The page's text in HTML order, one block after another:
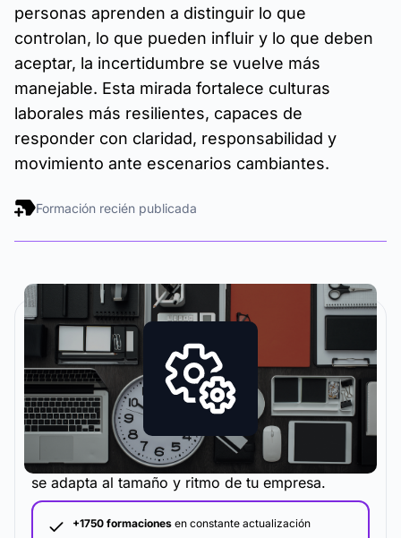
personas aprenden a distinguir lo que
controlan, lo que pueden influir y lo que deben
aceptar, la incertidumbre se vuelve más
manejable. Esta mirada fortalece culturas
laborales más resilientes, capaces de
responder con claridad, responsabilidad y
movimiento ante escenarios cambiantes.
Formación recién publicada
La metodología y plataforma de formación que
se adapta al tamaño y ritmo de tu empresa.
+1750 formaciones en constante actualización